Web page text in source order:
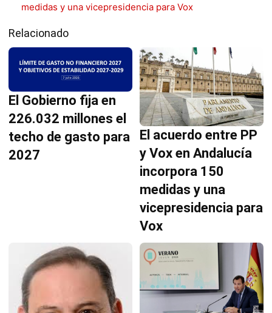
medidas y una vicepresidencia para Vox
Relacionado
El Gobierno fija en
226.032 millones el
techo de gasto para
2027
El acuerdo entre PP
y Vox en Andalucía
incorpora 150
medidas y una
vicepresidencia para
Vox